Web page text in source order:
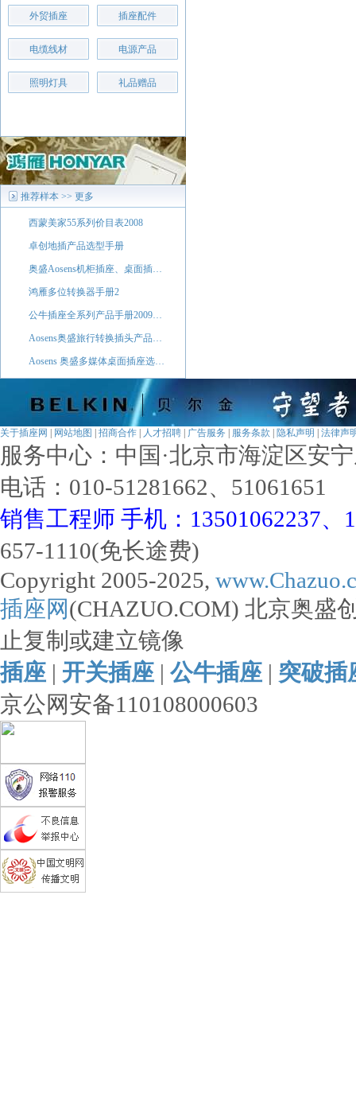
外贸插座 插座配件
电缆线材 电源产品
照明灯具 礼品赠品
推荐样本 >> 更多
西蒙美家55系列价目表2008
卓创地插产品选型手册
奥盛Aosens机柜插座、桌面插…
鸿雁多位转换器手册2
公牛插座全系列产品手册2009…
Aosens奥盛旅行转换插头产品…
Aosens 奥盛多媒体桌面插座选…
昌遂电源分配单元产品手册20…
必胜易(PCE)工业插座产品手册…
关于插座网 网站地图 招商合作 人才招聘 广告服务 服务条款 隐私声明 法律声
服务中心：中国·北京市海淀区安
电话：010-51281662、51061651
销售工程师 手机：13501062237、
657-1110(免长途费)
Copyright 2005-2025,
插座网(CHAZUO.COM) 北京奥盛
止复制或建立镜像
插座 | 开关插座 | 公牛插座 | 突破插
京公网安备110108000603